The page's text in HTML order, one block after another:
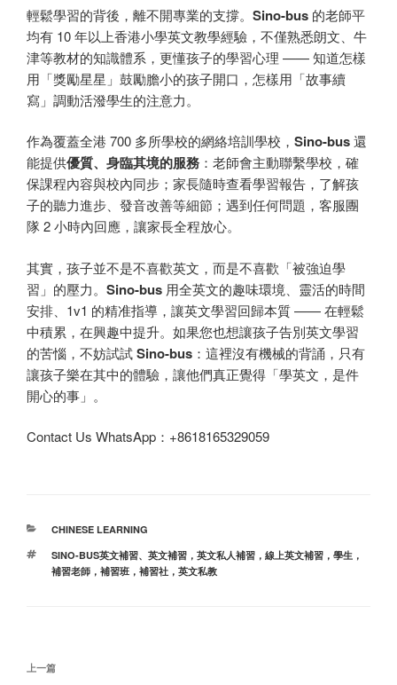
輕鬆學習的背後，離不開專業的支撐。 Sino-bus 的老師平
均有 10 年以上香港小學英文教學經驗，不僅熟悉朗文、牛
津等教材的知識體系，更懂孩子的學習心理 —— 知道怎樣
用「獎勵星星」鼓勵膽小的孩子開口，怎樣用「故事續
寫」調動活潑學生的注意力。
作為覆蓋全港 700 多所學校的網絡培訓學校， Sino-bus還
能提供優質、身臨其境的服務 ：老師會主動聯繫學校，確
保課程內容與校內同步；家長隨時查看學習報告，了解孩
子的聽力進步、發音改善等細節；遇到任何問題，客服團
隊 2 小時內回應，讓家長全程放心。
其實，孩子並不是不喜歡英文，而是不喜歡「被強迫學
習」的壓力。 Sino-bus 用全英文的趣味環境、靈活的時間
安排、1v1 的精准指導，讓英文學習回歸本質 —— 在輕鬆
中積累，在興趣中提升。如果您也想讓孩子告別英文學習
的苦惱，不妨試試Sino-bus ：這裡沒有機械的背誦，只有
讓孩子樂在其中的體驗，讓他們真正覺得「學英文，是件
開心的事」。
Contact Us WhatsApp：+8618165329059
分
CHINESE LEARNING
标
签
SINO-BUS英文補習、 英文補習，英文私人補習，線上英文補習，學生，
補習老師，補習班，補習社，英文私教
文
上上一篇